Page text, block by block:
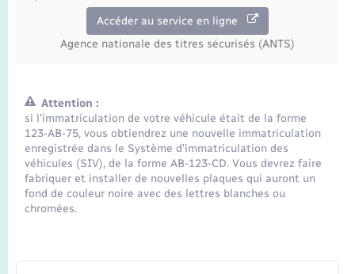
Accéder au service en ligne
Agence nationale des titres sécurisés (ANTS)
Attention :
si l'immatriculation de votre véhicule était de la forme
123-AB-75, vous obtiendrez une nouvelle immatriculation
enregistrée dans le Système d'immatriculation des
véhicules (SIV), de la forme AB-123-CD. Vous devrez faire
fabriquer et installer de nouvelles plaques qui auront un
fond de couleur noire avec des lettres blanches ou
chromées.